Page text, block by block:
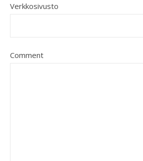
Verkkosivusto
Comment